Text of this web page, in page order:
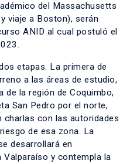
del Massachusetts
viaje a Boston), serán
ANID al cual postuló el
etapas. La primera de
a las áreas de estudio,
de la región de Coquimbo,
San Pedro por el norte,
charlas con las autoridades
de esa zona. La
desarrollará en
Valparaíso y contempla la